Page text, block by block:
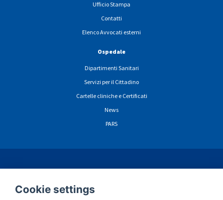
Ufficio Stampa
Contatti
Elenco Avvocati esterni
Ospedale
Dipartimenti Sanitari
Servizi per il Cittadino
Cartelle cliniche e Certificati
News
PARS
Cookie settings